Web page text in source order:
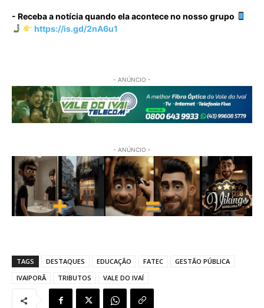
- Receba a notícia quando ela acontece no nosso grupo
https://is.gd/2nA6u1
- ANÚNCIO -
- ANÚNCIO -
TAGS DESTAQUES EDUCAÇÃO FATEC
GESTÃO PÚBLICA
IVAIPORÃ
TRIBUTOS VALE DO IVAÍ